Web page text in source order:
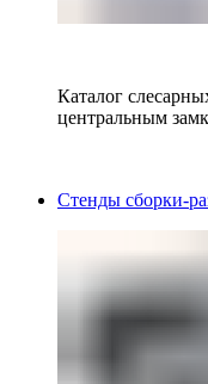
Каталог
центральным
Стенды сборки-